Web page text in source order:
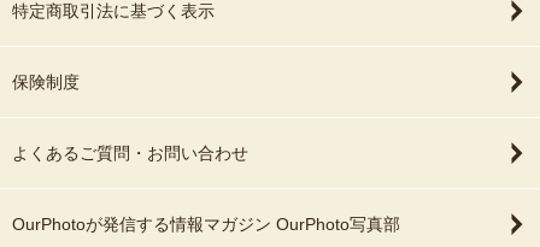
特定商取引法に基づく表示
保険制度
よくあるご質問・お問い合わせ
OurPhotoが発信する情報マガジン OurPhoto写真部